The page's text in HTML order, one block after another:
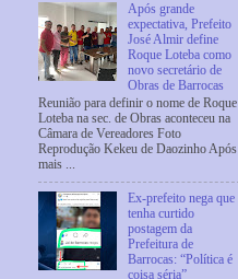
Após grande
expectativa, Prefeito
José Almir define
Roque Loteba como
novo secretário de
Obras de Barrocas
Reunião para definir o nome de Roque
Loteba na sec. de Obras aconteceu na
Câmara de Vereadores Foto
Reprodução Kekeu de Daozinho Após
mais ...
Ex-prefeito nega que
tenha curtido
postagem da
Prefeitura de
Barrocas: “Política é
coisa séria”